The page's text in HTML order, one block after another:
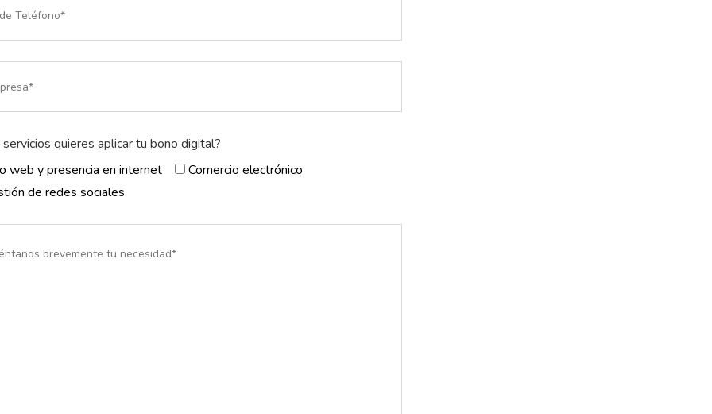
servicios quieres aplicar tu bono digital?
web y presencia en internet
Comercio electrónico
de redes sociales